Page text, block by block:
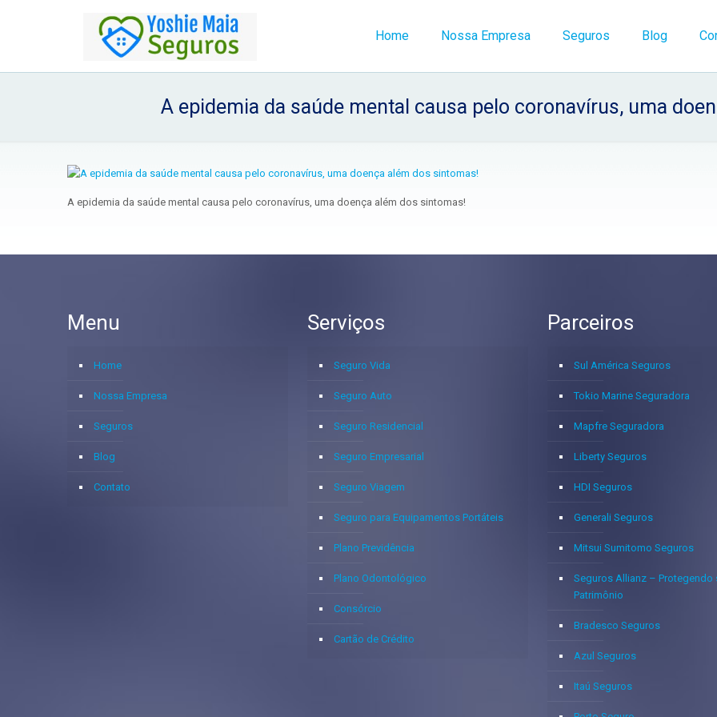
Home Nossa Empresa Seguros Blog
A epidemia da saúde mental causa pelo coronavírus, uma
A epidemia da saúde mental causa pelo coronavírus, uma doença além dos sintomas!
Menu
Home
Nossa Empresa
Seguros
Blog
Contato
Serviços
Seguro Vida
Seguro Auto
Seguro Residencial
Seguro Empresarial
Seguro Viagem
Seguro para Equipamentos Portáteis
Plano Previdência
Plano Odontológico
Consórcio
Cartão de Crédito
Parceiros
Sul América Seguros
Tokio Marine Seguradora
Mapfre Seguradora
Liberty Seguros
HDI Seguros
Generali Seguros
Mitsui Sumitomo Seguros
Seguros Allianz – Protegendo
Patrimônio
Bradesco Seguros
Azul Seguros
Itaú Seguros